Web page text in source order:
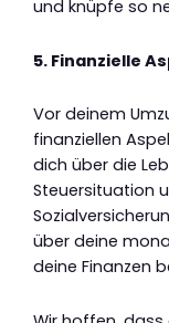
und knüpfe so
5. Finanzielle
Vor deinem
finanziellen
dich über die
Steuersituation
über deine
deine Finanzen